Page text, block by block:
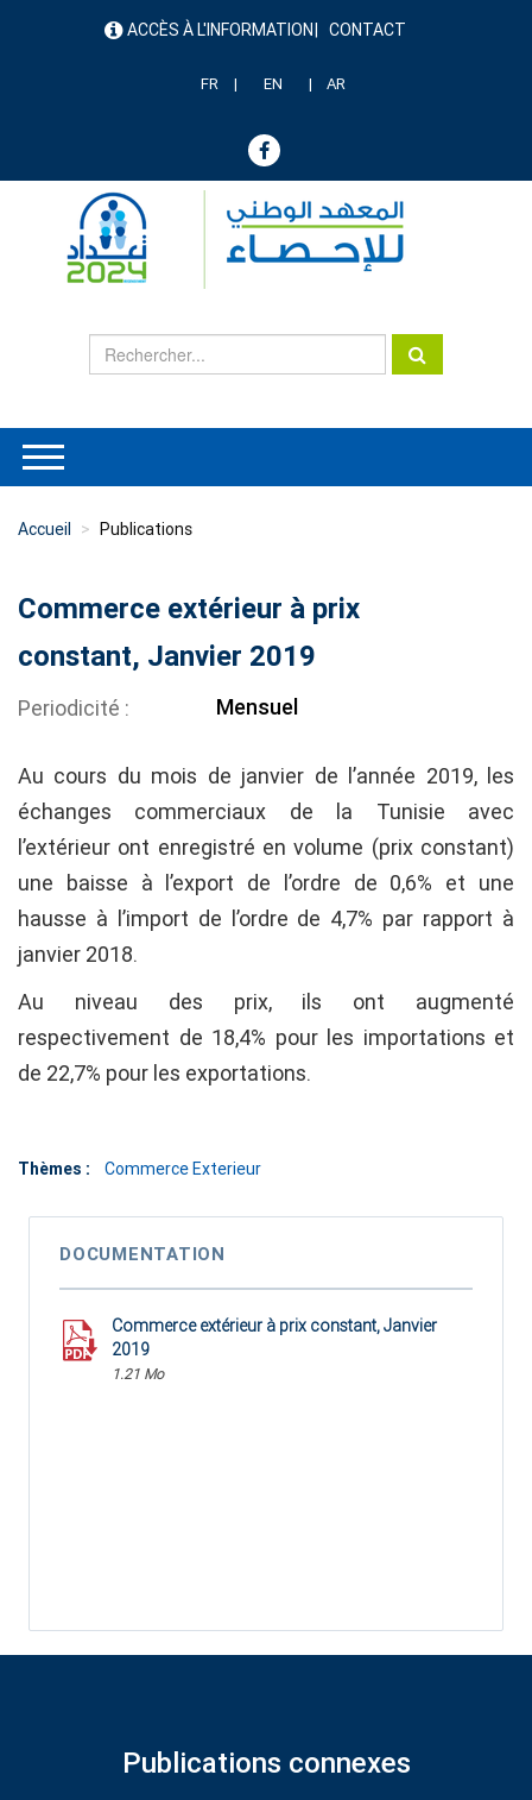
menu ACCÈS À L'INFORMATION CONTACT
FR EN AR
Accueil Publications
Commerce extérieur à prix
constant, Janvier 2019
Periodicité Mensuel
Au cours du mois de janvier de l’année 2019, les
échanges commerciaux de la Tunisie avec
l’extérieur ont enregistré en volume (prix constant)
une baisse à l’export de l’ordre de 0,6% et une
hausse à l’import de l’ordre de 4,7% par rapport à
janvier 2018.
Au niveau des prix, ils ont augmenté
respectivement de 18,4% pour les importations et
de 22,7% pour les exportations.
Thèmes : Commerce Exterieur
DOCUMENTATION
Commerce extérieur à prix constant, Janvier
2019
1.21 Mo
Publications connexes